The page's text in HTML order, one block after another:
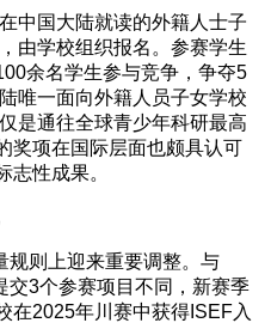
中国大陆就读的外籍人士子
由学校组织报名。参赛学生
余名学生参与竞争，争夺5
唯一面向外籍人员子女学校
是通往全球青少年科研最高
奖项在国际层面也颇具认可
志性成果。
规则上迎来重要调整。与
交3个参赛项目不同，新赛季
在2025年川赛中获得ISEF入